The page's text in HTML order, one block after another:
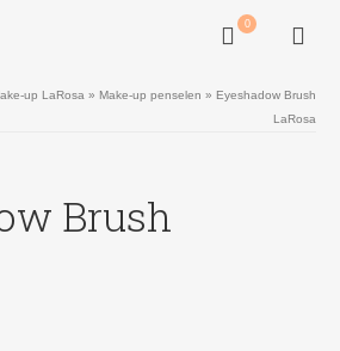
0
up LaRosa » Make-up penselen » Eyeshadow Brush
LaRosa
Brush